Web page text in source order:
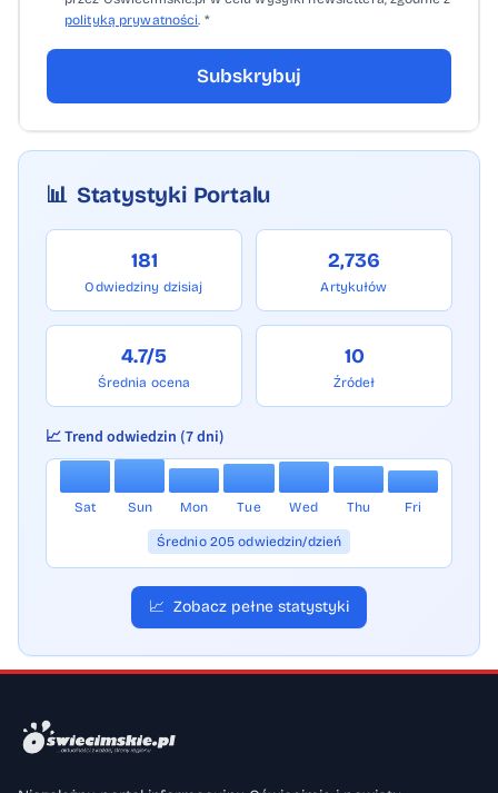
polityką prywatności. *
Subskrybuj
📊 Statystyki Portalu
181
Odwiedziny dzisiaj
2,736
Artykułów
4.7/5
Średnia ocena
10
Źródeł
📈 Trend odwiedzin (7 dni)
Sat Sun Mon Tue Wed Thu Fri
Średnio 205 odwiedzin/dzień
📈 Zobacz pełne statystyki